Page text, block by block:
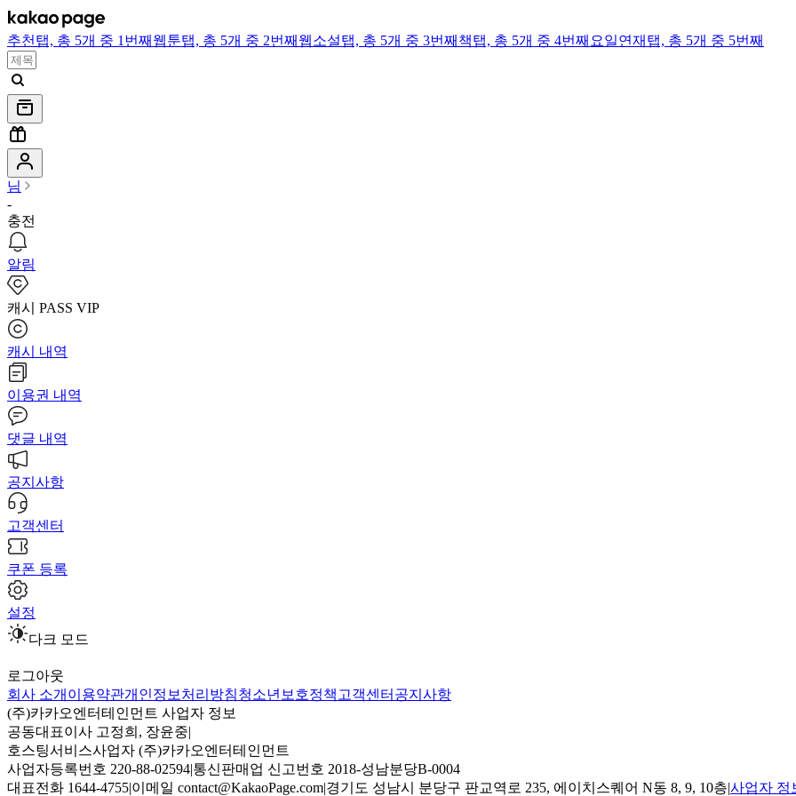
추천 탭, 총 5개 중 1번째 웹툰탭, 총 5개 중 2번째 웹소설탭, 총 5개 중 3번째 책탭, 총 5개 중 4번째 요일연재 탭, 총 5개 중 5번째
님
-
충전
알림
캐시 PASS VIP
캐시 내역
이용권 내역
댓글 내역
공지사항
고객센터
쿠폰 등록
설정
다크 모드
로그아웃
회사 소개 이용약관개인정보처리방침청소년보호정책 고객센터 공지사항
(주)카카오엔터테인먼트 사업자 정보
공동대표이사 고정희, 장윤중|
호스팅서비스사업자 (주)카카오엔터테인먼트
사업자등록번호 220-88-02594|통신판매업 신고번호 2018-성남분당B-0004
대표전화 1644-4755|이메일 contact@KakaoPage.com|경기도 성남시 분당구 판교역로 235, 에이치스퀘어 N동 8, 9, 10층|사업자 정